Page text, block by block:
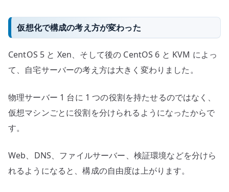
仮想化で構成の考え方が変わった
CentOS 5 と Xen、そして後の CentOS 6 と KVM によっ
て、自宅サーバーの考え方は大きく変わりました。
物理サーバー 1 台に 1 つの役割を持たせるのではなく、
仮想マシンごとに役割を分けられるようになったからで
す。
Web、DNS、ファイルサーバー、検証環境などを分けら
れるようになると、構成の自由度は上がります。